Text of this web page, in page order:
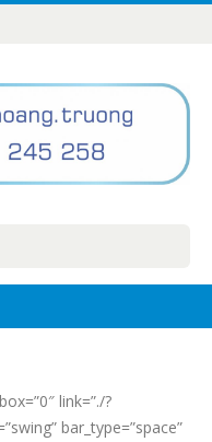
link=”./?
bar_type=”space”